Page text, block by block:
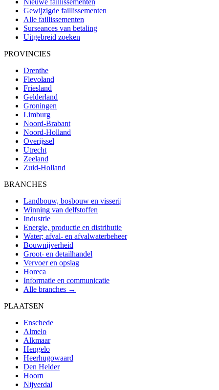
Gewijzigde faillissementen
Alle faillissementen
Surseances van betaling
Uitgebreid zoeken
PROVINCIES
Drenthe
Flevoland
Friesland
Gelderland
Groningen
Limburg
Noord-Brabant
Noord-Holland
Overijssel
Utrecht
Zeeland
Zuid-Holland
BRANCHES
Landbouw, bosbouw en visserij
Winning van delfstoffen
Industrie
Energie, productie en distributie
Water; afval- en afvalwaterbeheer
Bouwnijverheid
Groot- en detailhandel
Vervoer en opslag
Horeca
Informatie en communicatie
Alle branches →
PLAATSEN
Enschede
Almelo
Alkmaar
Hengelo
Heerhugowaard
Den Helder
Hoorn
Nijverdal